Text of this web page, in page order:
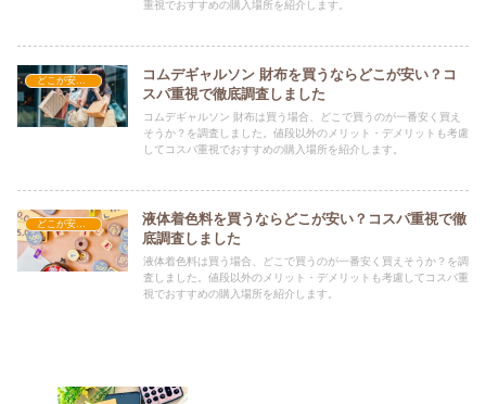
重視でおすすめの購入場所を紹介します。
コムデギャルソン 財布を買うならどこが安い？コ
スパ重視で徹底調査しました
コムデギャルソン 財布は買う場合、どこで買うのが一番安く買え
そうか？を調査しました。値段以外のメリット・デメリットも考慮
してコスパ重視でおすすめの購入場所を紹介します。
どこが安い？-雑貨
液体着色料を買うならどこが安い？コスパ重視で徹
底調査しました
液体着色料は買う場合、どこで買うのが一番安く買えそうか？を調
査しました。値段以外のメリット・デメリットも考慮してコスパ重
視でおすすめの購入場所を紹介します。